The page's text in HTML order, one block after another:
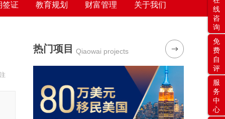
签证 教育规划 财富管理 关于我们
热门项目 Qiaowai projects
线
咨
询
免
费
自
评
服
务
中
心